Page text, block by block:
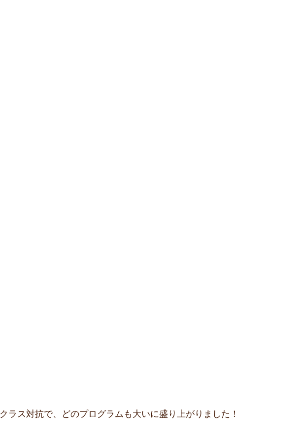
クラス対抗で、どのプログラムも大いに盛り上がりました！